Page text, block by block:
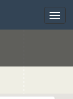
Toggle
Toggle